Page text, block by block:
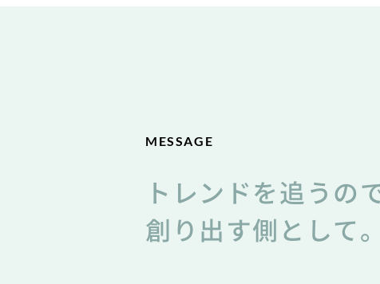
MESSAGE
トレンドを追うの
創り出す側として。